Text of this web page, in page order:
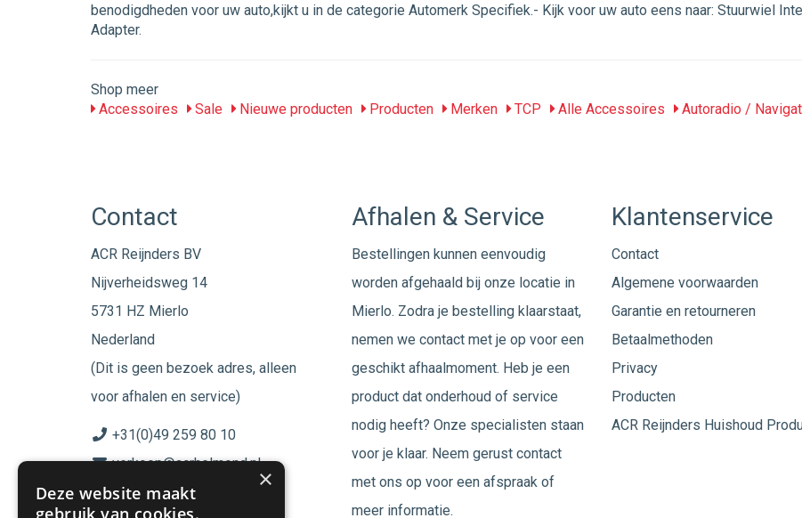
benodigdheden voor uw auto,kijkt u in de categorie Automerk Specifiek.- Kijk voor uw auto eens naar: Stuurwiel
Adapter.
Shop meer
Accessoires
Sale Nieuwe producten Producten Merken TCP Alle Accessoires Autoradio /
Contact
ACR Reijnders BV
Nijverheidsweg 14
5731 HZ Mierlo
Nederland
(Dit is geen bezoek adres, alleen
voor afhalen en service)
+31(0)49 259 80 10
verkoop@acrhelmond.nl
KvK nummer: 17025674
Afhalen & Service
Bestellingen kunnen eenvoudig
worden afgehaald bij onze locatie in
Mierlo. Zodra je bestelling klaarstaat,
nemen we contact met je op voor een
geschikt afhaalmoment. Heb je een
product dat onderhoud of service
nodig heeft? Onze specialisten staan
voor je klaar. Neem gerust contact
met ons op voor een afspraak of
meer informatie.
Klantenservice
Contact
Algemene voorwaarden
Garantie en retourneren
Betaalmethoden
Privacy
Producten
ACR Reijnders Huishoud
×
Deze website maakt
gebruik van cookies.